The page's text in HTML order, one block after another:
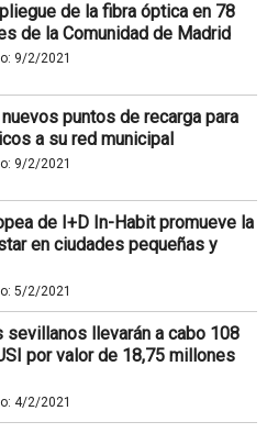
de la fibra óptica en 78
de la Comunidad de Madrid
9/2/2021
puntos de recarga para
a su red municipal
9/2/2021
de I+D In-Habit promueve la
en ciudades pequeñas y
5/2/2021
sevillanos llevarán a cabo 108
por valor de 18,75 millones
4/2/2021